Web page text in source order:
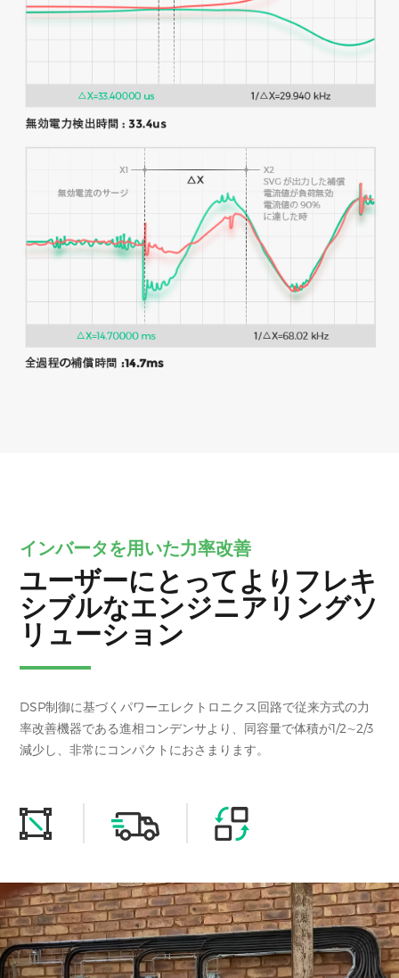
インバータを用いた力率改善
ユーザーにとってよりフレキ
シブルなエンジニアリングソ
リューション
DSP制御に基づくパワーエレクトロニクス回路で従来方式の力
率改善機器である進相コンデンサより、同容量で体積が1/2∼2/3
減少し、非常にコンパクトにおさまります。